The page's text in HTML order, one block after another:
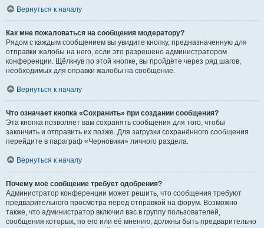
Вернуться к началу
Как мне пожаловаться на сообщения модератору?
Рядом с каждым сообщением вы увидите кнопку, предназначенную для
отправки жалобы на него, если это разрешено администратором
конференции. Щёлкнув по этой кнопке, вы пройдёте через ряд шагов,
необходимых для оправки жалобы на сообщение.
Вернуться к началу
Что означает кнопка «Сохранить» при создании сообщения?
Эта кнопка позволяет вам сохранять сообщения для того, чтобы
закончить и отправить их позже. Для загрузки сохранённого сообщения
перейдите в параграф «Черновики» личного раздела.
Вернуться к началу
Почему моё сообщение требует одобрения?
Администратор конференции может решить, что сообщения требуют
предварительного просмотра перед отправкой на форум. Возможно
также, что администратор включил вас в группу пользователей,
сообщения которых, по его или её мнению, должны быть предварительно